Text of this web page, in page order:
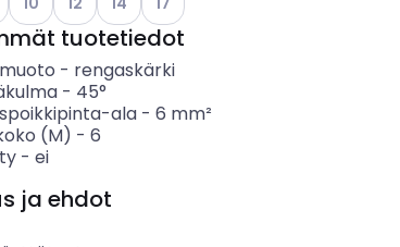
tuotetiedot
- rengaskärki
- 45°
ala- 6 mm²
(M) - 6
- ei
ja ehdot